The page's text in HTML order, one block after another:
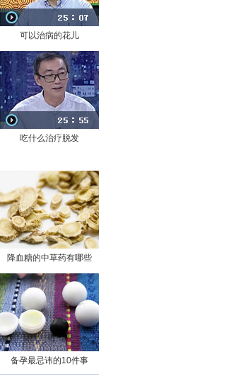
可以治病的花儿
吃什么治疗脱发
降血糖的中草药有哪些
备孕最忌讳的10件事